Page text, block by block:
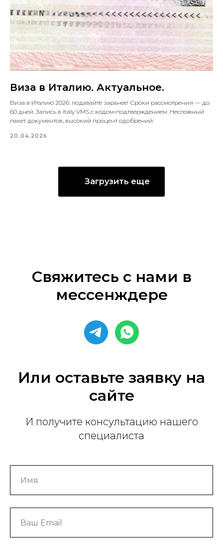
Виза в Италию. Актуальное.
Виза в Италию 2026: подавайте заранее! Сроки рассмотрения — до
60 дней. Запись в Italy VMS с кодом‑подтверждением. Несложный
пакет документов, высокий процент одобрений.
20.04.2026
Загрузить еще
Свяжитесь с нами в
мессенждере
Или оставьте заявку на
сайте
И получите консультацию нашего
специалиста